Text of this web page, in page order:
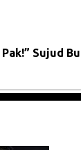
Sujud